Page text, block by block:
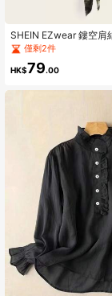
SHEIN EZwear 鏤空肩
圖案背心上衣
僅剩2件
HK$79.00